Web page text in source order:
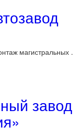
магистральных
завод